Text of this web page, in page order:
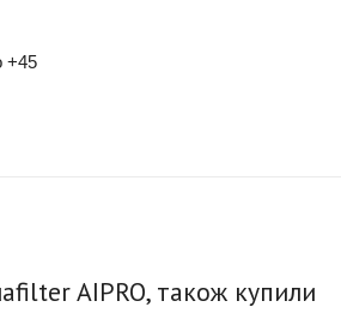
+45
AIPRO, також купили